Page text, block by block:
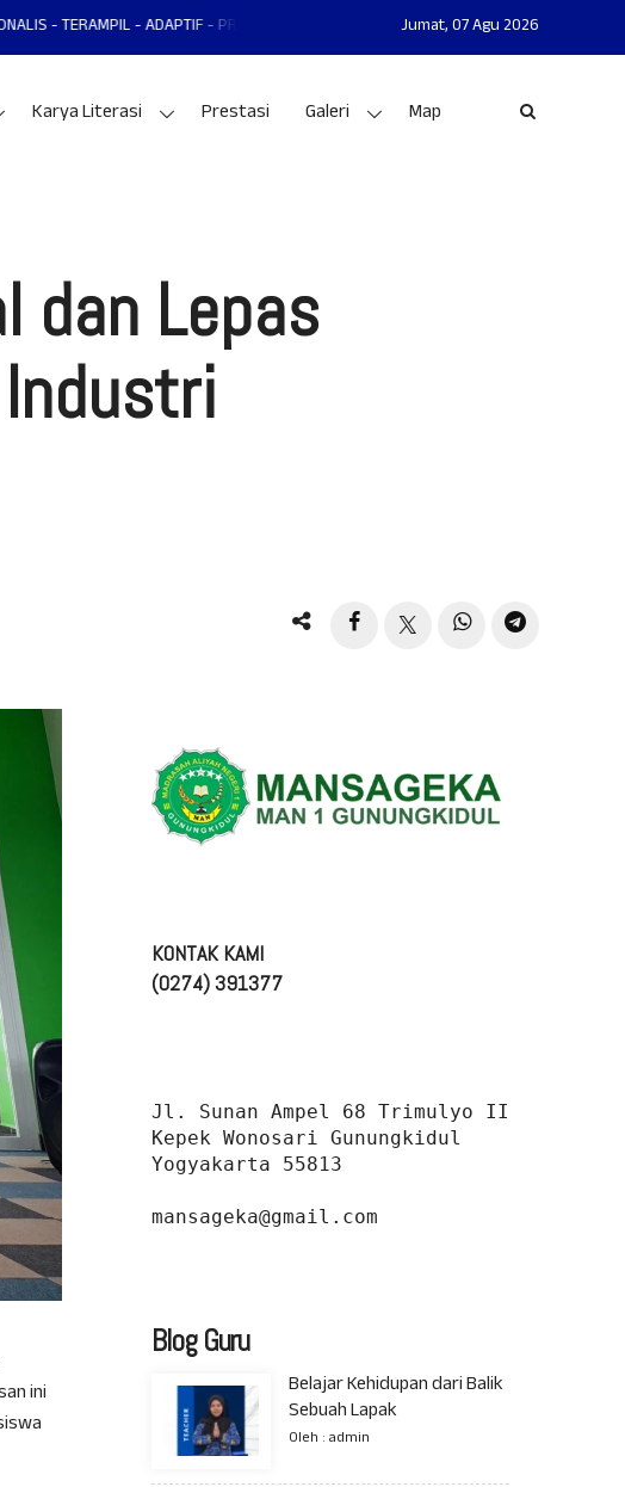
- ADAPTIF - PRESTASI MAN 1 GUNUNGKIDUL MANTAP - MANDIRI -
Jumat,07 Agu 2026
Karya Literasi Prestasi Galeri Map
dan Lepas
ini
KONTAK KAMI
(0274) 391377
Jl. Sunan Ampel 68 Trimulyo II
Kepek Wonosari Gunungkidul
Yogyakarta 55813
mansageka@gmail.com
Blog Guru
Belajar Kehidupan dari Balik
Sebuah Lapak
Oleh : admin